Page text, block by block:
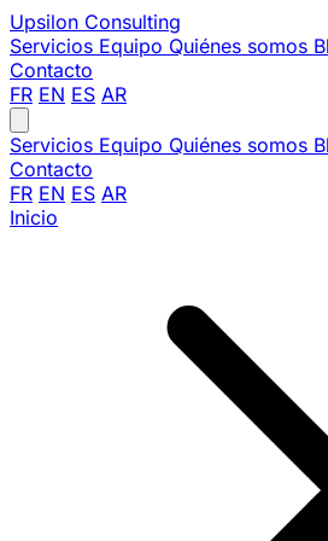
Upsilon Consulting
Servicios Equipo Quiénes somos
Contacto
FR EN ES AR
Servicios Equipo Quiénes somos
Contacto
FR EN ES AR
Inicio